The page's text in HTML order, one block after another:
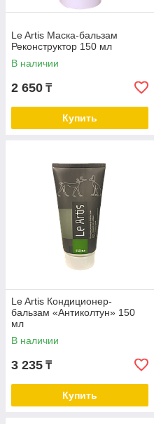
Le Artis Маска-бальзам
Реконструктор 150 мл
В наличии
2 650 ₸
Купить
Le Artis Кондиционер-
бальзам «Антиколтун» 150
мл
В наличии
3 235 ₸
Купить